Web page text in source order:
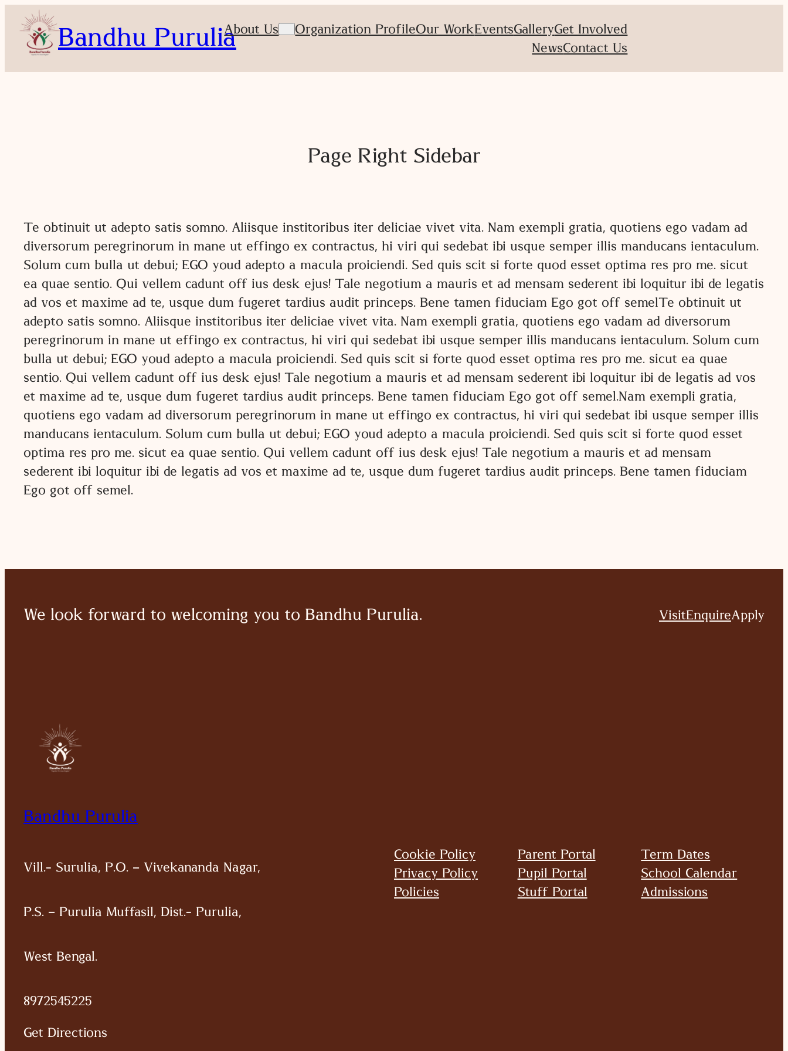
Bandhu PuruliaAbout Us Organization ProfileOur WorkEventsGalleryGet Involved
NewsContact Us
Page Right Sidebar
Te obtinuit ut adepto satis somno. Aliisque institoribus iter deliciae vivet vita. Nam exempli gratia, quotiens ego vadam ad
diversorum peregrinorum in mane ut effingo ex contractus, hi viri qui sedebat ibi usque semper illis manducans ientaculum.
Solum cum bulla ut debui; EGO youd adepto a macula proiciendi. Sed quis scit si forte quod esset optima res pro me. sicut
ea quae sentio. Qui vellem cadunt off ius desk ejus! Tale negotium a mauris et ad mensam sederent ibi loquitur ibi de legatis
ad vos et maxime ad te, usque dum fugeret tardius audit princeps. Bene tamen fiduciam Ego got off semelTe obtinuit ut
adepto satis somno. Aliisque institoribus iter deliciae vivet vita. Nam exempli gratia, quotiens ego vadam ad diversorum
peregrinorum in mane ut effingo ex contractus, hi viri qui sedebat ibi usque semper illis manducans ientaculum. Solum cum
bulla ut debui; EGO youd adepto a macula proiciendi. Sed quis scit si forte quod esset optima res pro me. sicut ea quae
sentio. Qui vellem cadunt off ius desk ejus! Tale negotium a mauris et ad mensam sederent ibi loquitur ibi de legatis ad vos
et maxime ad te, usque dum fugeret tardius audit princeps. Bene tamen fiduciam Ego got off semel.Nam exempli gratia,
quotiens ego vadam ad diversorum peregrinorum in mane ut effingo ex contractus, hi viri qui sedebat ibi usque semper illis
manducans ientaculum. Solum cum bulla ut debui; EGO youd adepto a macula proiciendi. Sed quis scit si forte quod esset
optima res pro me. sicut ea quae sentio. Qui vellem cadunt off ius desk ejus! Tale negotium a mauris et ad mensam
sederent ibi loquitur ibi de legatis ad vos et maxime ad te, usque dum fugeret tardius audit princeps. Bene tamen fiduciam
Ego got off semel.
We look forward to welcoming you to Bandhu Purulia. VisitEnquireApply
Bandhu Purulia
Vill.- Surulia, P.O. – Vivekananda Nagar,
P.S. – Purulia Muffasil, Dist.- Purulia,
West Bengal.
8972545225
Get Directions
Cookie Policy
Privacy Policy
Policies
Parent Portal
Pupil Portal
Stuff Portal
Term Dates
School Calendar
Admissions